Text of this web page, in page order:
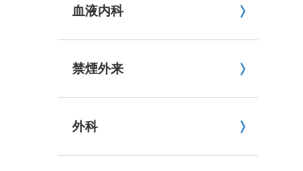
血液内科
禁煙外来
外科